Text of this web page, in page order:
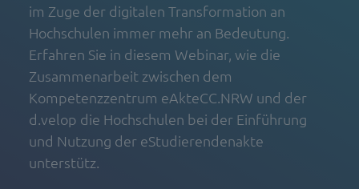
im Zuge der digitalen Transformation an
Hochschulen immer mehr an Bedeutung.
Erfahren Sie in diesem Webinar, wie die
Zusammenarbeit zwischen dem
Kompetenzzentrum eAkteCC.NRW und der
d.velop die Hochschulen bei der Einführung
und Nutzung der eStudierendenakte
unterstütz.